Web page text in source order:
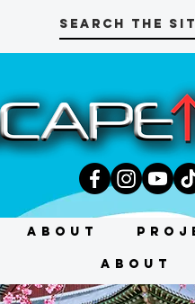
About
About